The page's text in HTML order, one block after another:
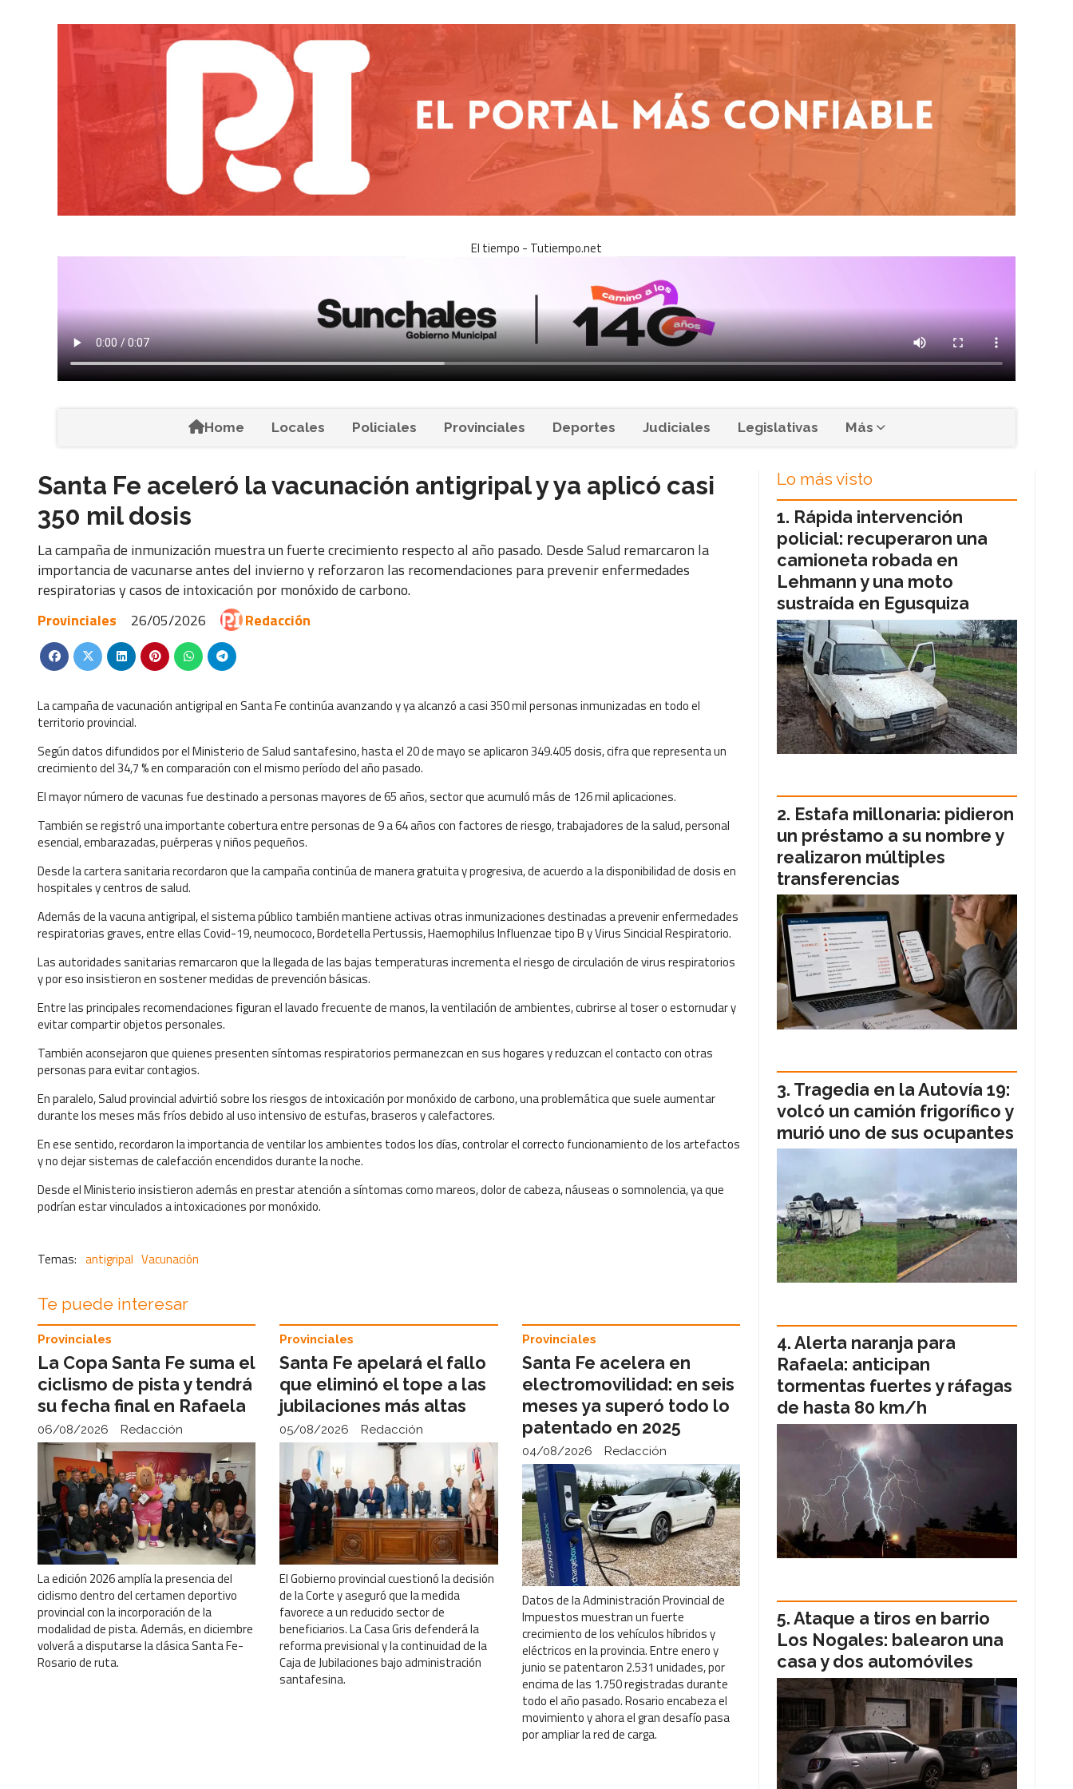
El tiempo - Tutiempo.net
Home Locales Policiales Provinciales Deportes Judiciales Legislativas Más
Santa Fe aceleró la vacunación antigripal y ya aplicó casi
350 mil dosis
La campaña de inmunización muestra un fuerte crecimiento respecto al año pasado. Desde Salud remarcaron la
importancia de vacunarse antes del invierno y reforzaron las recomendaciones para prevenir enfermedades
respiratorias y casos de intoxicación por monóxido de carbono.
Provinciales
26/05/2026 Redacción
La campaña de vacunación antigripal en Santa Fe continúa avanzando y ya alcanzó a casi 350 mil personas inmunizadas en todo el
territorio provincial.
Según datos difundidos por el Ministerio de Salud santafesino, hasta el 20 de mayo se aplicaron 349.405 dosis, cifra que representa un
crecimiento del 34,7 % en comparación con el mismo período del año pasado.
El mayor número de vacunas fue destinado a personas mayores de 65 años, sector que acumuló más de 126 mil aplicaciones.
También se registró una importante cobertura entre personas de 9 a 64 años con factores de riesgo, trabajadores de la salud, personal
esencial, embarazadas, puérperas y niños pequeños.
Desde la cartera sanitaria recordaron que la campaña continúa de manera gratuita y progresiva, de acuerdo a la disponibilidad de dosis en
hospitales y centros de salud.
Además de la vacuna antigripal, el sistema público también mantiene activas otras inmunizaciones destinadas a prevenir enfermedades
respiratorias graves, entre ellas Covid-19, neumococo, Bordetella Pertussis, Haemophilus Influenzae tipo B y Virus Sincicial Respiratorio.
Las autoridades sanitarias remarcaron que la llegada de las bajas temperaturas incrementa el riesgo de circulación de virus respiratorios
y por eso insistieron en sostener medidas de prevención básicas.
Entre las principales recomendaciones figuran el lavado frecuente de manos, la ventilación de ambientes, cubrirse al toser o estornudar y
evitar compartir objetos personales.
También aconsejaron que quienes presenten síntomas respiratorios permanezcan en sus hogares y reduzcan el contacto con otras
personas para evitar contagios.
En paralelo, Salud provincial advirtió sobre los riesgos de intoxicación por monóxido de carbono, una problemática que suele aumentar
durante los meses más fríos debido al uso intensivo de estufas, braseros y calefactores.
En ese sentido, recordaron la importancia de ventilar los ambientes todos los días, controlar el correcto funcionamiento de los artefactos
y no dejar sistemas de calefacción encendidos durante la noche.
Desde el Ministerio insistieron además en prestar atención a síntomas como mareos, dolor de cabeza, náuseas o somnolencia, ya que
podrían estar vinculados a intoxicaciones por monóxido.
antigripal Vacunación
Te puede interesar
La Copa Santa Fe suma el
ciclismo de pista y tendrá
su fecha final en Rafaela
Redacción
Provinciales
06/08/2026
La edición 2026 amplía la presencia del
ciclismo dentro del certamen deportivo
provincial con la incorporación de la
modalidad de pista. Además, en diciembre
volverá a disputarse la clásica Santa Fe-
Rosario de ruta.
Santa Fe apelará el fallo
que eliminó el tope a las
jubilaciones más altas
Redacción
Provinciales
05/08/2026
El Gobierno provincial cuestionó la decisión
de la Corte y aseguró que la medida
favorece a un reducido sector de
beneficiarios. La Casa Gris defenderá la
reforma previsional y la continuidad de la
Caja de Jubilaciones bajo administración
santafesina.
Santa Fe acelera en
electromovilidad: en seis
meses ya superó todo lo
patentado en 2025
Redacción
Provinciales
04/08/2026
Datos de la Administración Provincial de
Impuestos muestran un fuerte
crecimiento de los vehículos híbridos y
eléctricos en la provincia. Entre enero y
junio se patentaron 2.531 unidades, por
encima de las 1.750 registradas durante
todo el año pasado. Rosario encabeza el
movimiento y ahora el gran desafío pasa
por ampliar la red de carga.
Lo más visto
Rápida intervención
policial: recuperaron una
camioneta robada en
Lehmann y una moto
sustraída en Egusquiza
Estafa millonaria: pidieron
un préstamo a su nombre y
realizaron múltiples
transferencias
Tragedia en la Autovía 19:
volcó un camión frigorífico y
murió uno de sus ocupantes
Alerta naranja para
Rafaela: anticipan
tormentas fuertes y ráfagas
de hasta 80 km/h
Ataque a tiros en barrio
Los Nogales: balearon una
casa y dos automóviles